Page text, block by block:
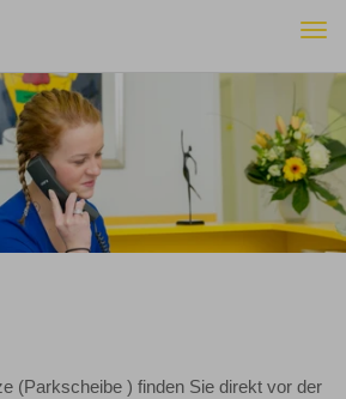
(Parkscheibe ) finden Sie direkt vor der